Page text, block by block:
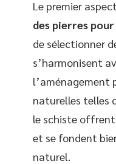
Le premier
des pierres
de sélectionner
s’harmonisent
l’aménagement
naturelles telles
le schiste
et se fondent
naturel.